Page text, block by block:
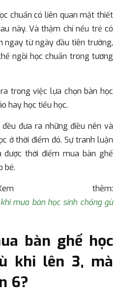
chuẩn có liên quan mật thiết
này. Và thậm chí nếu trẻ có
ngay từ ngày đầu tiên trường,
ngồi học chuẩn trong tương
trong việc lựa chọn bàn học
hay học tiểu học.
đưa ra những điều nên và
ở thời điểm đó. Sự tranh luận
thời điểm mua bàn ghế
bé.
thêm:
mua bàn học sinh chống gù
bàn ghế học
khi lên 3, mà
6?